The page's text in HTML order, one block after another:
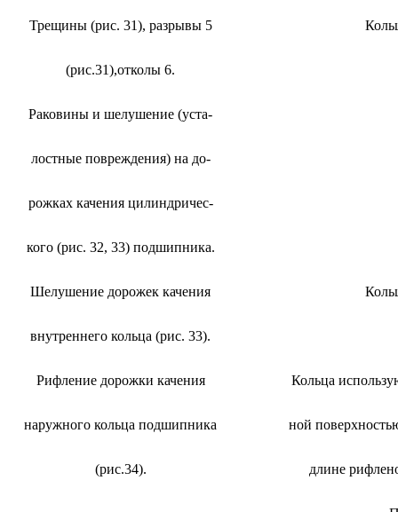
Трещины (рис. 31), разрывы 5
(рис.31),отколы 6.
Раковины и шелушение (уста-
лостные повреждения) на до-
рожках качения цилиндричес-
кого (рис. 32, 33) подшипника.
Шелушение дорожек качения
внутреннего кольца (рис. 33).
Рифление дорожки качения Кольца
наружного кольца подшипника ной
(рис.34). длине